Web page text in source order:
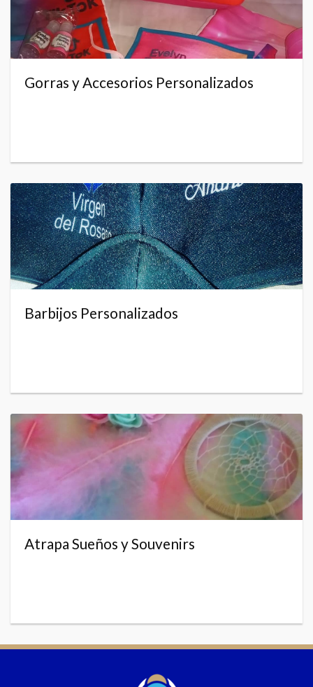
Gorras y Accesorios Personalizados
Barbijos Personalizados
Atrapa Sueños y Souvenirs